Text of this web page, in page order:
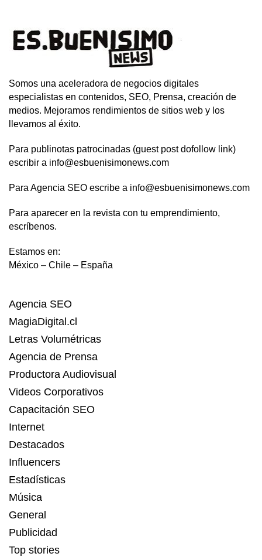
Somos una aceleradora de negocios digitales
especialistas en contenidos, SEO, Prensa, creación de
medios. Mejoramos rendimientos de sitios web y los
llevamos al éxito.
Para publinotas patrocinadas (guest post dofollow link)
escribir a info@esbuenisimonews.com
Para Agencia SEO escribe a info@esbuenisimonews.com
Para aparecer en la revista con tu emprendimiento,
escríbenos.
Estamos en:
México – Chile – España
Agencia SEO
MagiaDigital.cl
Letras Volumétricas
Agencia de Prensa
Productora Audiovisual
Videos Corporativos
Capacitación SEO
Internet
Destacados
Influencers
Estadísticas
Música
General
Publicidad
Top stories